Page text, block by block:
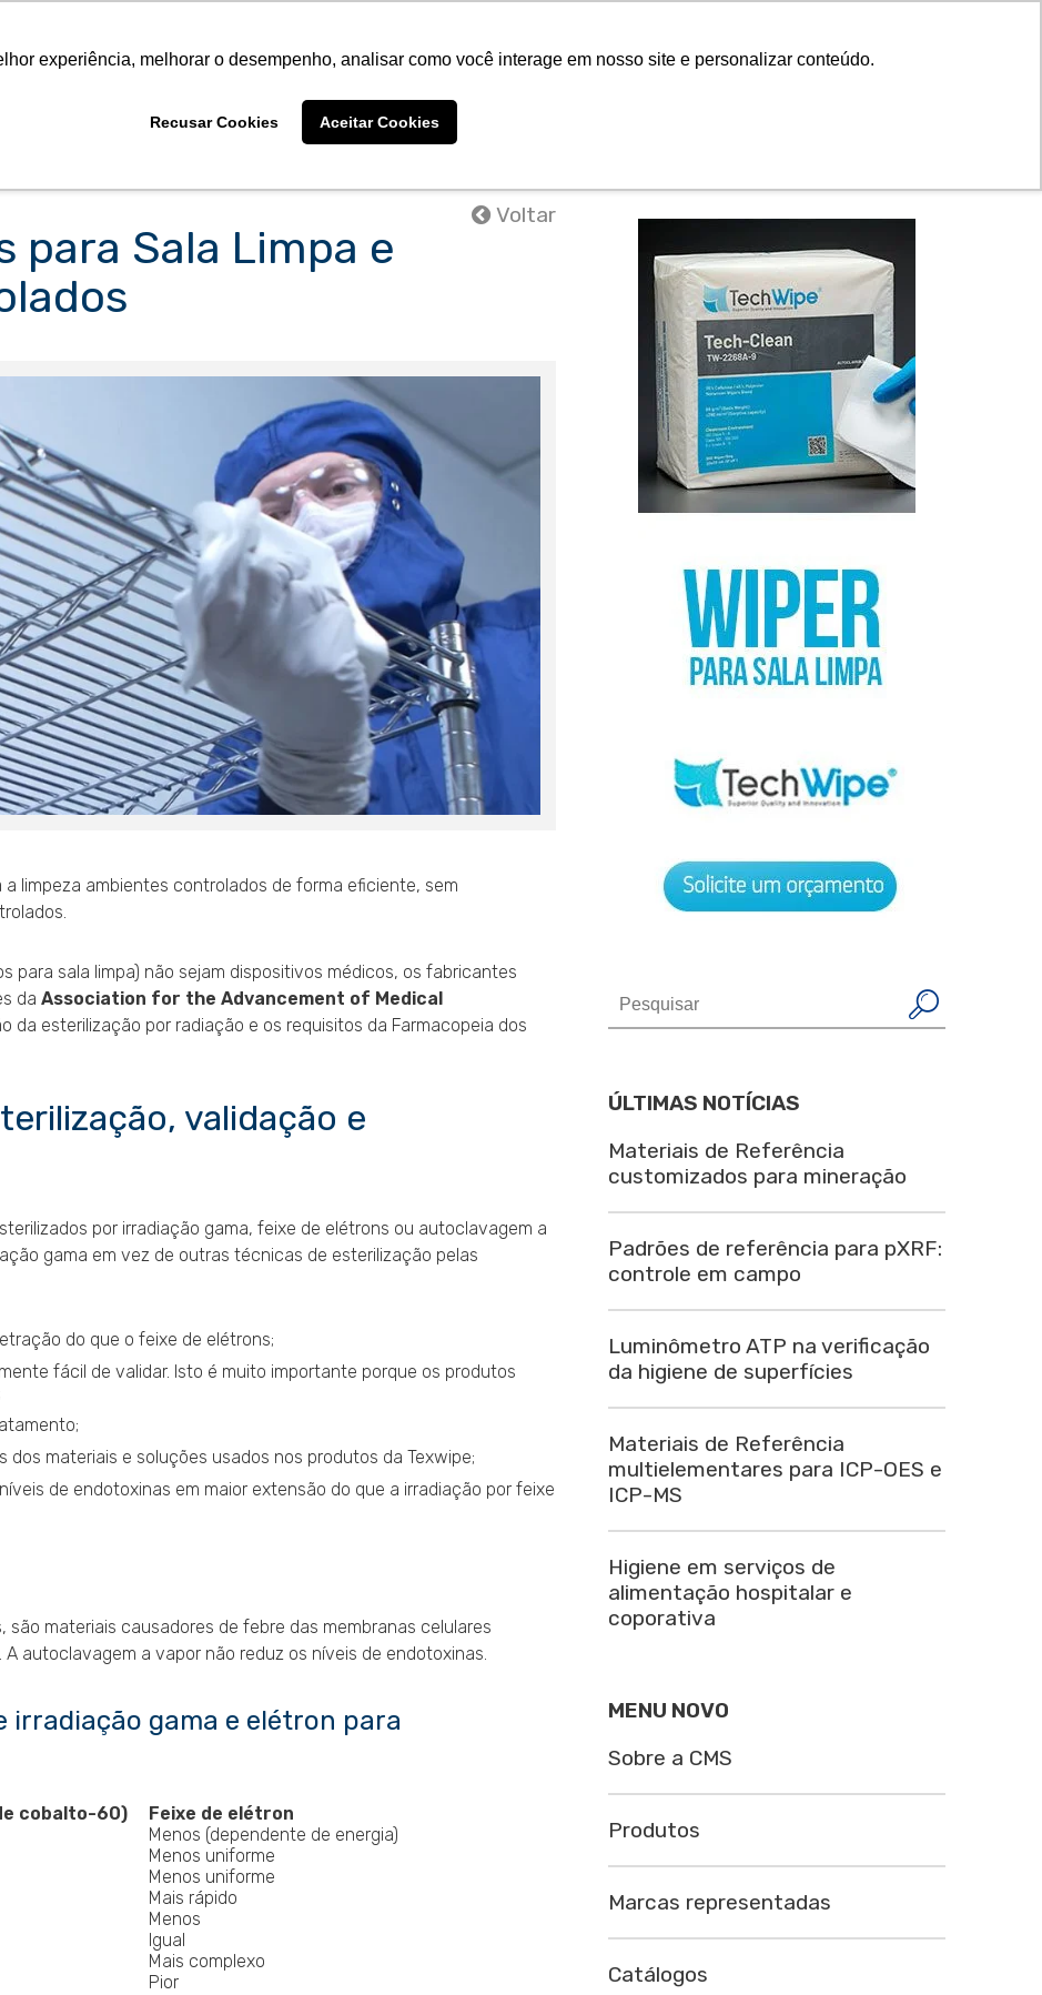
experiência, melhorar o desempenho, analisar como você interage em nosso site e personalizar conteúdo.
Recusar Cookies Aceitar Cookies
Sobre a CMS
Produtos Marcas Representadas Catálogos Contato Blog
Voltar
para Sala Limpa e
limpeza ambientes controlados de forma eficiente, sem
para sala limpa) não sejam dispositivos médicos, os fabricantes
da Association for the Advancement of Medical
da esterilização por radiação e os requisitos da Farmacopeia dos
validação e
por irradiação gama, feixe de elétrons ou autoclavagem a
gama em vez de outras técnicas de esterilização pelas
do que o feixe de elétrons;
fácil de validar. Isto é muito importante porque os produtos
materiais e soluções usados ​​nos produtos da Texwipe;
de endotoxinas em maior extensão do que a irradiação por feixe
são materiais causadores de febre das membranas celulares
autoclavagem a vapor não reduz os níveis de endotoxinas.
irradiação gama e elétron para
cobalto-60)
Feixe de elétron
Menos (dependente de energia)
Menos uniforme
Menos uniforme
Mais rápido
Menos
Igual
Mais complexo
Pior
ÚLTIMAS NOTÍCIAS
Materiais de Referência
customizados para mineração
Padrões de referência para pXRF:
controle em campo
Luminômetro ATP na verificação
da higiene de superfícies
Materiais de Referência
multielementares para ICP-OES e
ICP-MS
Higiene em serviços de
alimentação hospitalar e
coporativa
MENU NOVO
Sobre a CMS
Produtos
Marcas representadas
Catálogos